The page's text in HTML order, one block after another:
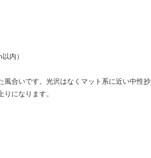
内）
合いです。光沢はなくマット系に近い中性抄
になります。